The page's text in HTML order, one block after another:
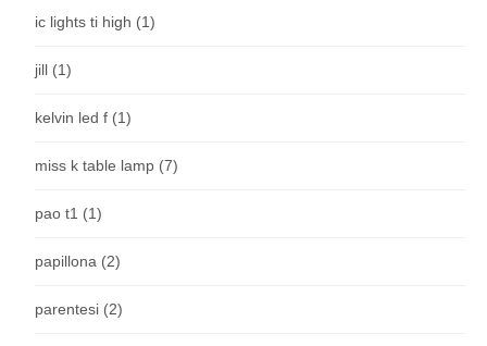
ic lights ti high (1)
jill (1)
kelvin led f (1)
miss k table lamp (7)
pao t1 (1)
papillona (2)
parentesi (2)